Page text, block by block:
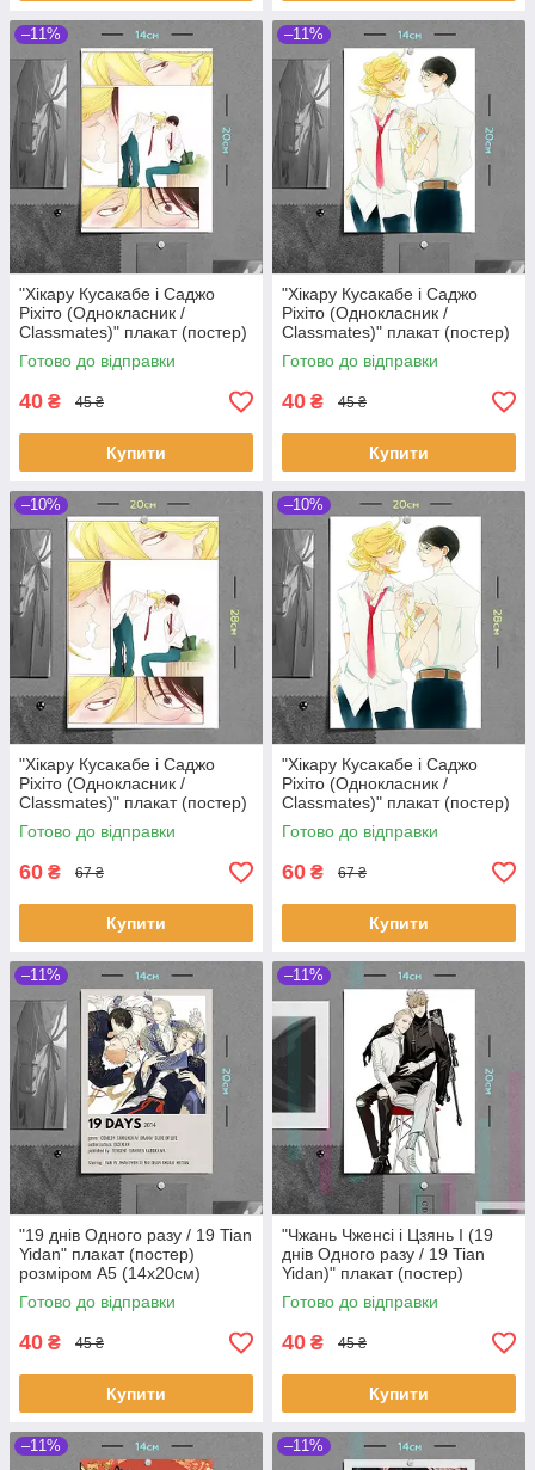
–11%
"Хікару Кусакабе і Саджо
Ріхіто (Однокласник /
Classmates)" плакат (постер)
розміром А5 (14х20см)
Готово до відправки
40 ₴ 45 ₴
Купити
–11%
"Хікару Кусакабе і Саджо
Ріхіто (Однокласник /
Classmates)" плакат (постер)
розміром А5 (14х20см)
Готово до відправки
40 ₴ 45 ₴
Купити
–10%
"Хікару Кусакабе і Саджо
Ріхіто (Однокласник /
Classmates)" плакат (постер)
розміром А4 (20х28см)
Готово до відправки
60 ₴ 67 ₴
Купити
–10%
"Хікару Кусакабе і Саджо
Ріхіто (Однокласник /
Classmates)" плакат (постер)
розміром А4 (20х28см)
Готово до відправки
60 ₴ 67 ₴
Купити
–11%
"19 днів Одного разу / 19 Tian
Yidan" плакат (постер)
розміром А5 (14х20см)
Готово до відправки
40 ₴ 45 ₴
Купити
–11%
"Чжань Чженсі і Цзянь І (19
днів Одного разу / 19 Tian
Yidan)" плакат (постер)
розміром А5 (14х20см)
Готово до відправки
40 ₴ 45 ₴
Купити
–11% –11%